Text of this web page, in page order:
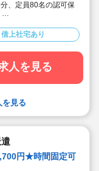
、定員80名の認可保
分
借上社宅あり
人を見る
見る
円★時間固定可